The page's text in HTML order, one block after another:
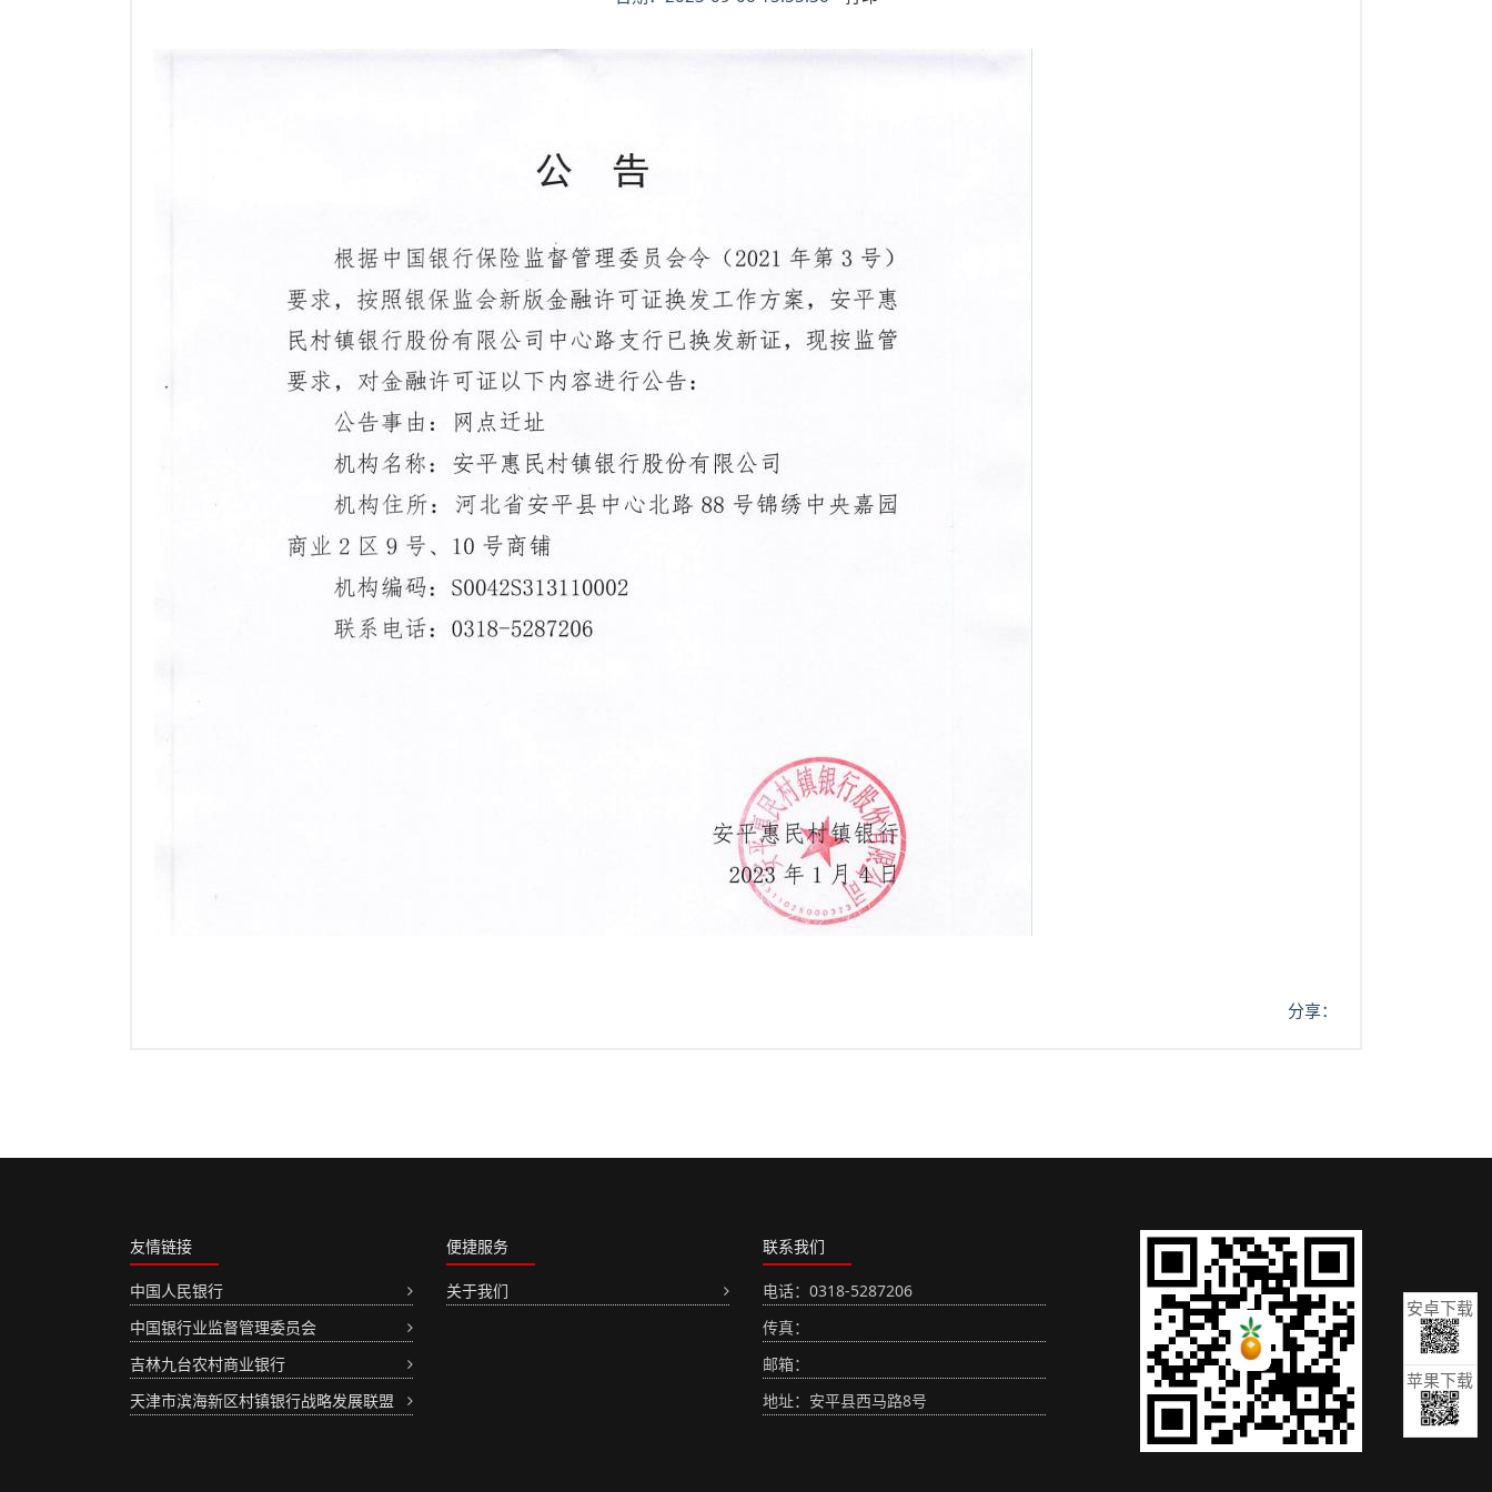
分享：
友情链接
中国人民银行
中国银行业监督管理委员会
吉林九台农村商业银行
天津市滨海新区村镇银行战略发展联盟
便捷服务
关于我们
联系我们
电话：0318-5287206
传真：
邮箱：
地址：安平县西马路8号
安卓下载
苹果下载